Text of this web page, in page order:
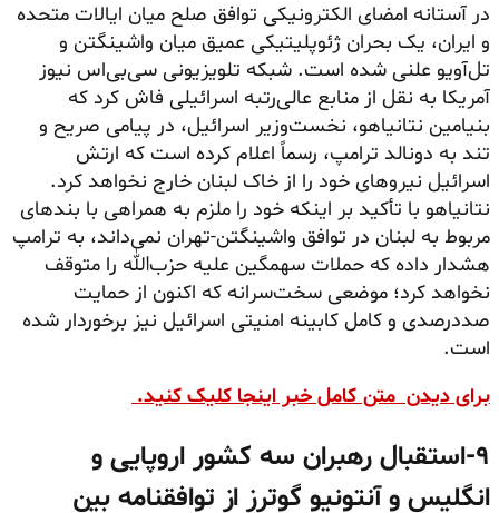
در آستانه امضای الکترونیکی توافق صلح میان ایالات متحده
و ایران، یک بحران ژئوپلیتیکی عمیق میان واشینگتن و
تل‌آویو علنی شده است. شبکه تلویزیونی سی‌بی‌اس نیوز
آمریکا به نقل از منابع عالی‌رتبه اسرائیلی فاش کرد که
بنیامین نتانیاهو، نخست‌وزیر اسرائیل، در پیامی صریح و
تند به دونالد ترامپ، رسماً اعلام کرده است که ارتش
اسرائیل نیروهای خود را از خاک لبنان خارج نخواهد کرد.
نتانیاهو با تأکید بر اینکه خود را ملزم به همراهی با بندهای
مربوط به لبنان در توافق واشینگتن-تهران نمی‌داند، به ترامپ
هشدار داده که حملات سهمگین علیه حزب‌الله را متوقف
نخواهد کرد؛ موضعی سخت‌سرانه که اکنون از حمایت
صددرصدی و کامل کابینه امنیتی اسرائیل نیز برخوردار شده
است.
برای دیدن متن کامل خبر اینجا کلیک کنید.
۹-استقبال رهبران سه کشور اروپایی و
انگلیس و آنتونیو گوترز از توافقنامه بین